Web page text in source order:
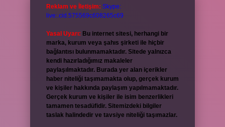
Reklam ve İletişim: Skype:
live:.cid.575569c608265c69
Yasal Uyarı: Bu internet sitesi, herhangi bir
marka, kurum veya şahıs şirketi ile hiçbir
bağlantısı bulunmamaktadır. Sitede yalnızca
kendi hazırladığımız makaleler
paylaşılmaktadır. Burada yer alan içerikler
haber niteliği taşımamakta olup, gerçek kurum
ve kişiler hakkında paylaşım yapılmamaktadır.
Gerçek kurum ve kişiler ile isim benzerlikleri
tamamen tesadüfidir. Sitemizdeki bilgiler
taslak halindedir ve tavsiye niteliği taşımazlar.